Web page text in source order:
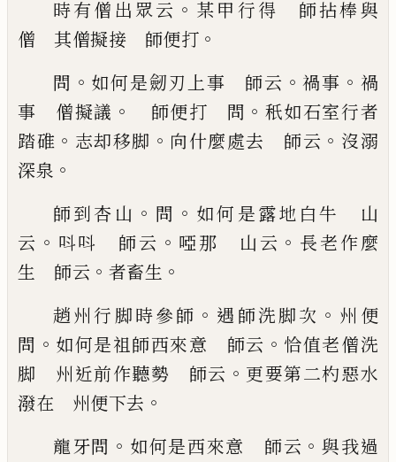
時有僧出眾云 。 某甲行得 師拈棒與
僧 其僧擬接 師便打 。
問 。 如何是劒刃上事 師云 。禍事 。 禍
事 僧擬議 。 師便打 問 。 秖如石室行者
踏碓 。 志却移脚 。 向什麼處去 師云 。 沒溺
深泉 。
師到杏山 。 問 。 如何是露地白牛 山
云 。 呌呌 師云 。 啞那 山云 。 長老作麼
生 師云 。 者畜生 。
趙州行脚時參師 。 遇師洗脚次 。 州便
問 。 如何是祖師西來意 師云 。 恰值老僧洗
脚 州近前作聽勢 師云 。 更要第二杓惡水
潑在 州便下去 。
龍牙問 。 如何是西來意 師云 。與我過